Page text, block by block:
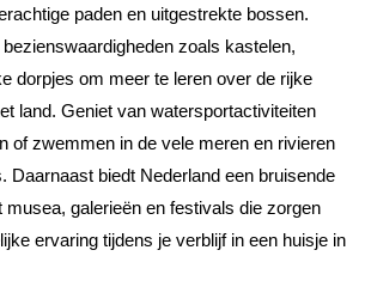
paden en uitgestrekte bossen.
zoals kastelen,
dorpjes om meer te leren over de rijke
land. Geniet van watersportactiviteiten
of zwemmen in de vele meren en rivieren
Daarnaast biedt Nederland een bruisende
galerieën en festivals die zorgen
ervaring tijdens je verblijf in een huisje in